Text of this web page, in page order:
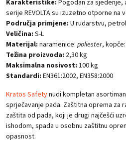
Karakteristike: Pogodan za
serije REVOLTA su izuzetno otporne na
Područja primjene: U rudarstvu,
Veličina: S-L
Materijal: naramenice: poliester, kopče:
Težina proizvoda: 2,30 kg
Maksimalna nosivost: 100 kg
Standardi: EN361:2002, EN358:2000
Kratos Safetynudi kompletan asortiman
sprječavanje pada. Zaštitna oprema za
zaštita od pada, koji je drugi najčešći
ishodom, spada u osobnu zaštitnu
opasnost.